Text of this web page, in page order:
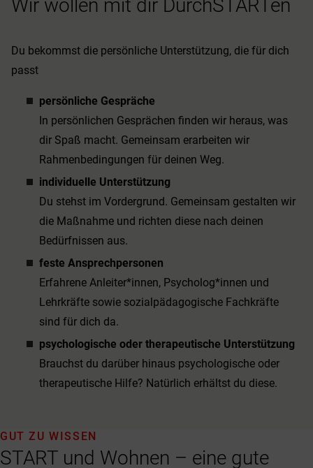
Wir wollen mit dir DurchSTARTen
Du bekommst die persönliche Unterstützung, die für dich
passt
persönliche Gespräche
In persönlichen Gesprächen finden wir heraus, was
dir Spaß macht. Gemeinsam erarbeiten wir
Rahmenbedingungen für deinen Weg.
individuelle Unterstützung
Du stehst im Vordergrund. Gemeinsam gestalten wir
die Maßnahme und richten diese nach deinen
Bedürfnissen aus.
feste Ansprechpersonen
Erfahrene Anleiter*innen, Psycholog*innen und
Lehrkräfte sowie sozialpädagogische Fachkräfte
sind für dich da.
psychologische oder therapeutische Unterstützung
Brauchst du darüber hinaus psychologische oder
therapeutische Hilfe? Natürlich erhältst du diese.
START und Wohnen – eine gute
GUT ZU WISSEN